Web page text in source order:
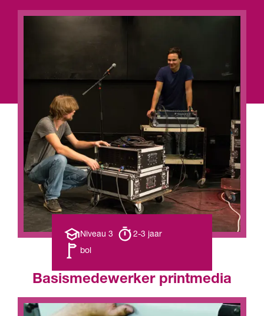
Opleiding
Niveau 3
Opleiding
duur
2-3 jaar
Leerweg
bol
Basismedewerker printmedia